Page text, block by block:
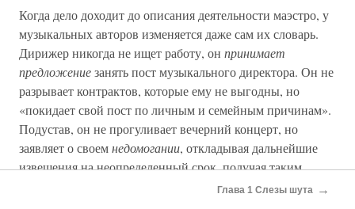
Когда дело доходит до описания деятельности маэстро, у
музыкальных авторов изменяется даже сам их словарь.
Дирижер никогда не ищет работу, он принимает
предложениезанять пост музыкального директора. Он не
разрывает контрактов, которые ему не выгодны, но
«покидает свой пост по личным и семейным причинам».
Подустав, он не прогуливает вечерний концерт, но
заявляет о своемнедомогании, откладывая дальнейшие
извещения на неопределенный срок, получая таким
образом дополнительную рекламу и прекрасно зная при
Глава 1 Слезы шута →